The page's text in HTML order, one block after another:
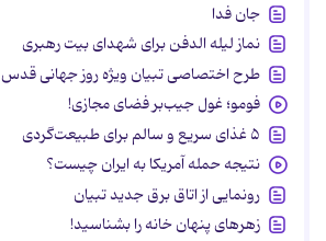
جان فدا
نماز لیله الدفن برای شهدای بیت رهبری
طرح اختصاصی تبیان ویژه روز جهانی قدس
فومو؛ غول جیب‌بر فضای مجازی!
۵ غذای سریع و سالم برای طبیعت‌گردی
نتیجه حمله آمریکا به ایران چیست؟
رونمایی از اتاق برق جدید تبیان
زهرهای پنهان خانه را بشناسید!